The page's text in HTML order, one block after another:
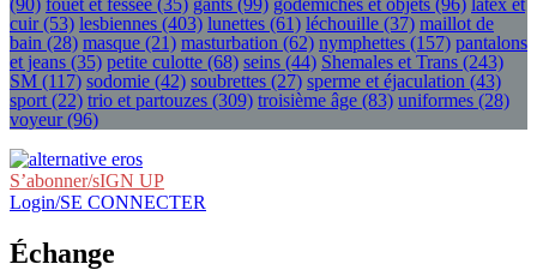
cuir(53) lesbiennes (403) lunettes (61) léchouille (37) maillot de
bain (28) masque (21) masturbation (62) nymphettes (157) pantalons
et jeans (35) petite culotte (68) seins (44) Shemales et Trans (243)
SM (117) sodomie (42) soubrettes (27) sperme et éjaculation (43)
sport (22) trio et partouzes (309) troisième âge (83) uniformes (28)
voyeur(96)
S’abonner/sIGN UP
Login/SE CONNECTER
Échange